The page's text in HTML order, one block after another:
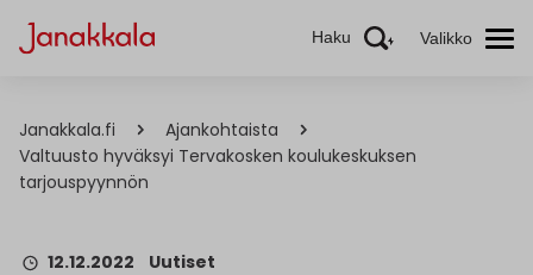
Haku Valikko
Janakkala.fi
Ajankohtaista
Valtuusto hyväksyi Tervakosken koulukeskuksen
tarjouspyynnön
12.12.2022 Uutiset